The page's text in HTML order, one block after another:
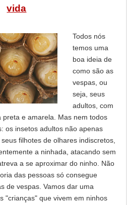
vida
Todos nós
temos uma
boa ideia de
como são as
vespas, ou
seja, seus
adultos, com
e amarela. Mas nem todos
os insetos adultos não apenas
filhotes de olhares indiscretos,
a ninhada, atacando sem
a se aproximar do ninho. Não
das pessoas só consegue
de vespas. Vamos dar uma
"crianças" que vivem em ninhos